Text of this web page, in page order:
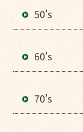
50's
60's
70's